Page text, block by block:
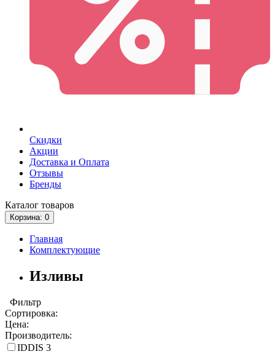
Скидки
Акции
Доставка и Оплата
Отзывы
Бренды
Каталог товаров
Корзина: 0
Главная
Комплектующие
Изливы
Фильтр
Сортировка:
Цена:
Производитель:
IDDIS 3